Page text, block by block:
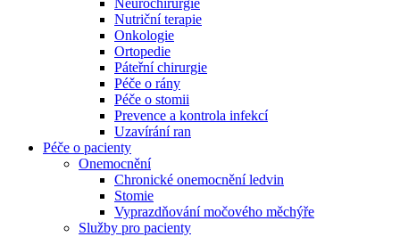
Naše specializované ambulance jsou tu pro vás. Zvolte
specializaci a město, které potřebujete, a objednejte se do naší
ambulance.
Neurochirurgie
Nutriční terapie
Onkologie
Ortopedie
Páteřní chirurgie
Péče o rány
Péče o stomii
Prevence a kontrola infekcí
Uzavírání ran
Péče o pacienty
Onemocnění
Chronické onemocnění ledvin
Stomie
Vyprazdňování močového měchýře
Služby pro pacienty